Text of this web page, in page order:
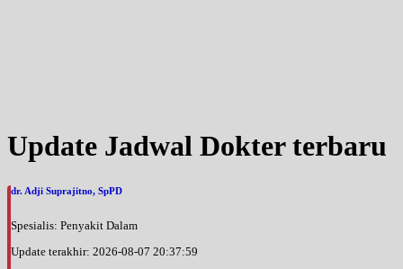
Update Jadwal Dokter terbaru
dr. Adji Suprajitno, SpPD
Spesialis: Penyakit Dalam
Update terakhir: 2026-08-07 20:37:59